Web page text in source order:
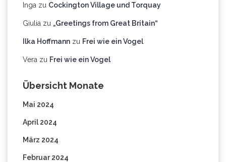
Inga zu Cockington Village und Torquay
Giulia zu „Greetings from Great Britain“
Ilka Hoffmann zu Frei wie ein Vogel
Vera zu Frei wie ein Vogel
Übersicht Monate
Mai 2024
April 2024
März 2024
Februar 2024